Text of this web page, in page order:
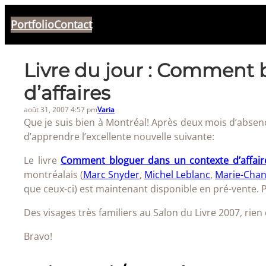
au
PortfolioContact
Livre du jour : Comment
d’affaires
août 31, 2007 4:57 pmVaria
Que je suis bien à Montréal! Après deux mois
d’apprendre l’excellente nouvelle suivante:
Le livre Comment bloguer dans un contexte
montréalais (Marc Snyder, Michel Leblanc, Marie-
que ceux-ci) est maintenant disponible en pré-vente.
Des visages très familiers au Salon du Livre 2007, rien
Bravo!